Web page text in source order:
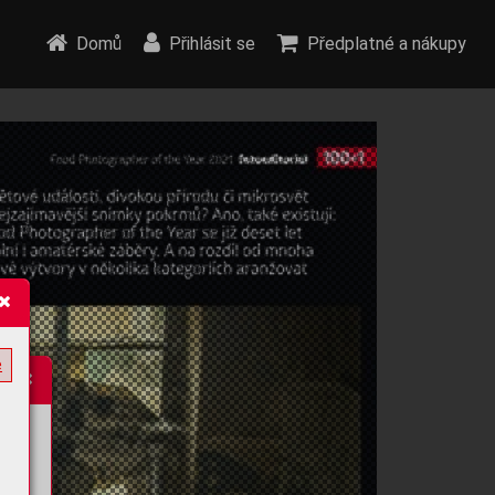
Domů Přihlásit se Předplatné a nákupy